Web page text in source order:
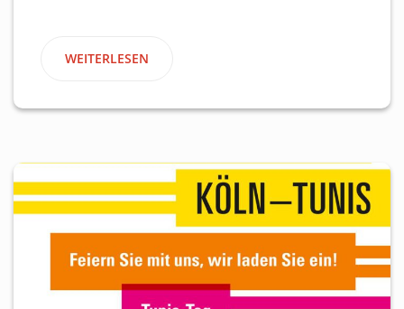
WEITERLESEN